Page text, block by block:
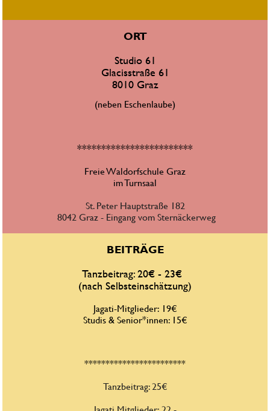
ORT
Studio 61
Glacisstraße 61
8010 Graz
(neben Eschenlaube)
************************
Freie Waldorfschule Graz
im Turnsaal
St. Peter Hauptstraße 182
8042 Graz - Eingang vom Sternäckerweg
BEITRÄGE
Tanzbeitrag: 20€ - 23€
(nach Selbsteinschätzung)
Jagati-Mitglieder: 19€
Studis & Senior*innen: 15€
************************
Tanzbeitrag: 25€